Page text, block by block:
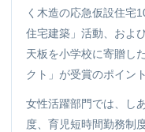
く木造の応急仮設住宅
住宅建築」活動、およ
天板を小学校に寄贈し
クト」が受賞のポイン
女性活躍部門では、し
度、育児短時間勤務制